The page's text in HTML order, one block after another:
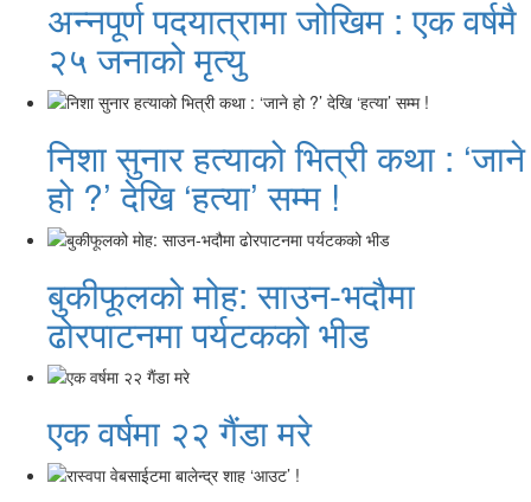
अन्नपूर्ण पदयात्रामा जोखिम : एक वर्षमै
२५ जनाको मृत्यु
निशा सुनार हत्याको भित्री कथा : ‘जाने
हो ?’ देखि ‘हत्या’ सम्म !
बुकीफूलको मोह: साउन-भदौमा
ढोरपाटनमा पर्यटकको भीड
एक वर्षमा २२ गैंडा मरे